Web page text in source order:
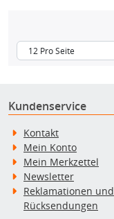
Kundenservice
Kontakt
Mein Konto
Mein Merkzettel
Newsletter
Reklamationen und
Rücksendungen